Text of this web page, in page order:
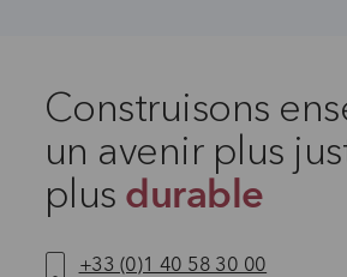
Construisons
un avenir plus
plus durable
+33 (0)1 40 58 30 00